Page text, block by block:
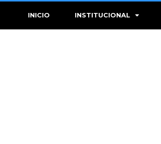
INICIO INSTITUCIONAL